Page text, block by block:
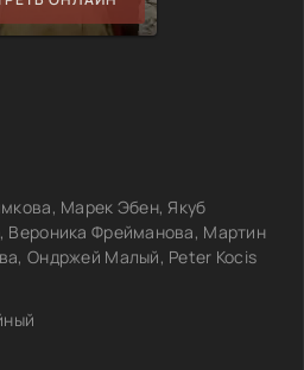
Марек Эбен, Якуб
Фрейманова, Мартин
Ондржей Малый, Peter Kocis